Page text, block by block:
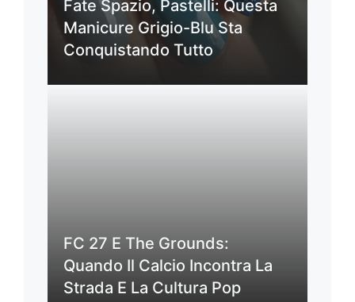
Fate Spazio, Pastelli: Questa
Manicure Grigio-Blu Sta
Conquistando Tutto
FC 27 E The Grounds:
Quando Il Calcio Incontra La
Strada E La Cultura Pop